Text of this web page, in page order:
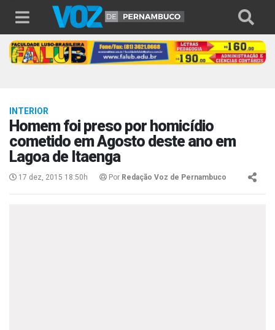
INTERIOR
Homem foi preso por homicídio
cometido em Agosto deste ano em
Lagoa de Itaenga
17 dez, 2015 18:50h Por Redação Voz de Pernambuco